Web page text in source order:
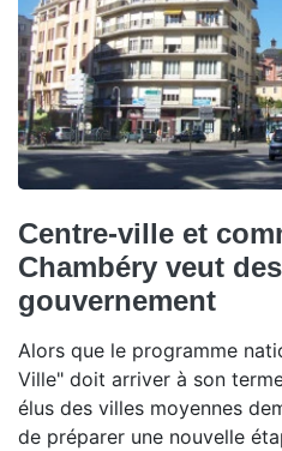
Centre-ville et
Chambéry veut
gouvernement
Alors que le programme
Ville" doit arriver à son
élus des villes moyennes
de préparer une nouvelle